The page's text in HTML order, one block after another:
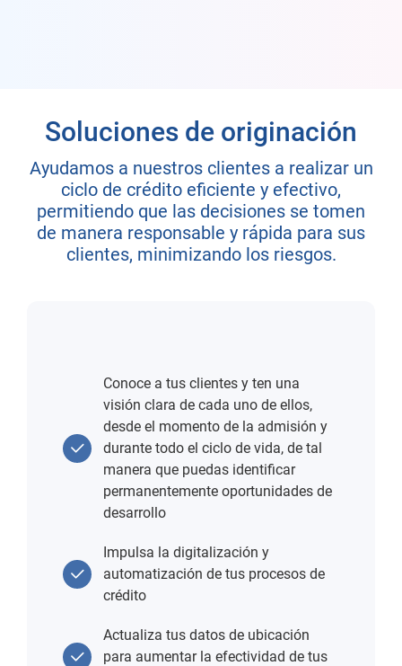
Soluciones de originación
Ayudamos a nuestros clientes a realizar un
ciclo de crédito eficiente y efectivo,
permitiendo que las decisiones se tomen
de manera responsable y rápida para sus
clientes, minimizando los riesgos.
Conoce a tus clientes y ten una
visión clara de cada uno de ellos,
desde el momento de la admisión y
durante todo el ciclo de vida, de tal
manera que puedas identificar
permanentemente oportunidades de
desarrollo
Impulsa la digitalización y
automatización de tus procesos de
crédito
Actualiza tus datos de ubicación
para aumentar la efectividad de tus